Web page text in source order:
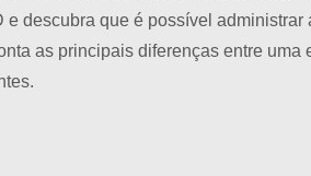
descubra que é possível
as principais diferenças entre uma